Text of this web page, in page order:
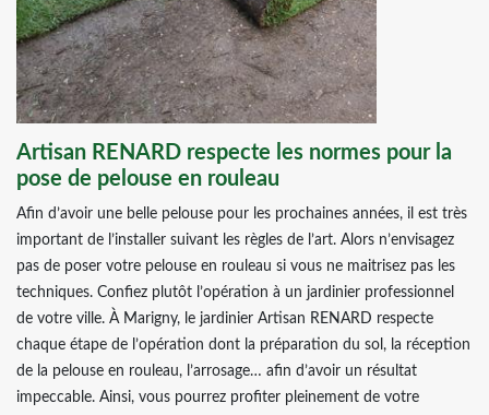
Artisan RENARD respecte les normes pour la
pose de pelouse en rouleau
Afin d’avoir une belle pelouse pour les prochaines années, il est très
important de l’installer suivant les règles de l’art. Alors n’envisagez
pas de poser votre pelouse en rouleau si vous ne maitrisez pas les
techniques. Confiez plutôt l’opération à un jardinier professionnel
de votre ville. À Marigny, le jardinier Artisan RENARD respecte
chaque étape de l’opération dont la préparation du sol, la réception
de la pelouse en rouleau, l’arrosage… afin d’avoir un résultat
impeccable. Ainsi, vous pourrez profiter pleinement de votre